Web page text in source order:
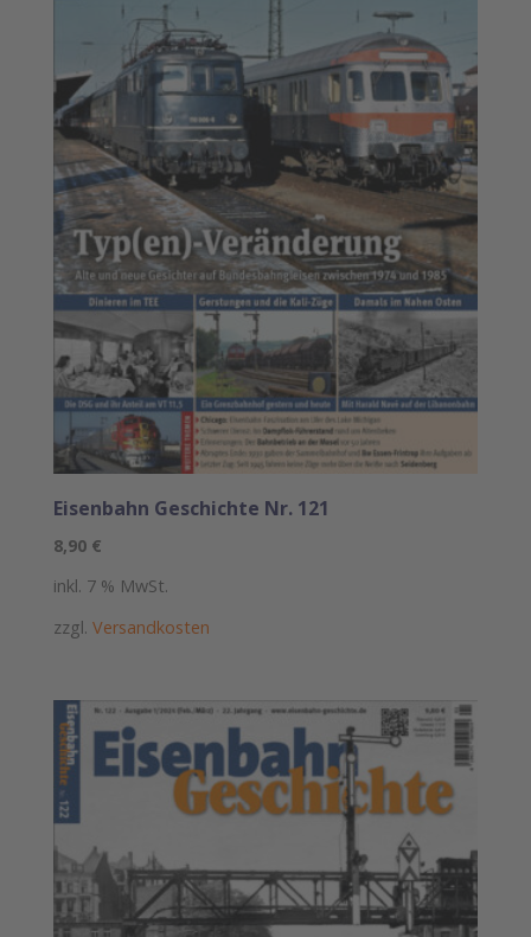
Eisenbahn Geschichte Nr. 121
8,90 €
inkl. 7 % MwSt.
zzgl. Versandkosten